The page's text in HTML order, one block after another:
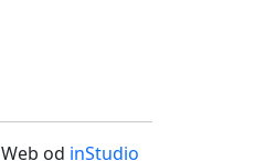
Web od inStudio